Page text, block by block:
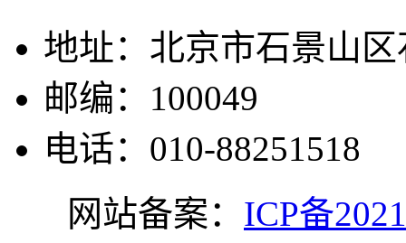
地址：北京市石景山
邮编：100049
电话：010-88251518
网站备案： ICP备